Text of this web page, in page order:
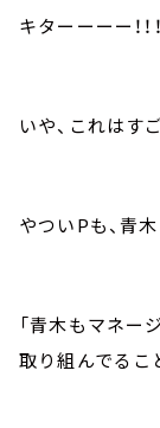
キターーーー！！！
いや、これはす
やついPも、青
「青木もマネー
取り組んでるこ